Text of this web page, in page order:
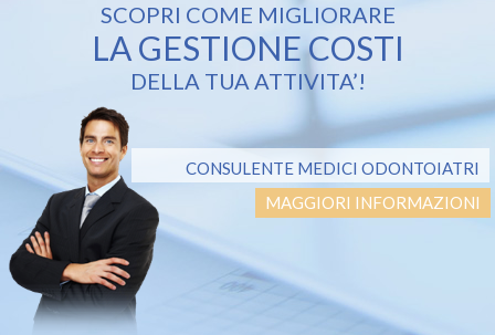
SCOPRI COME MIGLIORARE
LA GESTIONE COSTI
DELLA TUA ATTIVITA’!
CONSULENTE MEDICI ODONTOIATRI
MAGGIORI INFORMAZIONI